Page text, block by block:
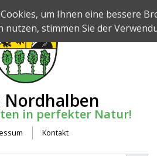
um Ihnen eine bessere
nutzen, stimmen Sie der
in perfekter Natur!
Kontakt